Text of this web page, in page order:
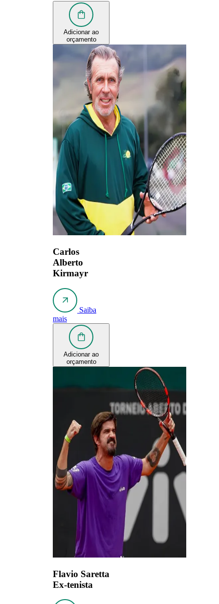
Adicionar ao
orçamento
Carlos
Alberto
Kirmayr
Saiba
mais
Adicionar ao
orçamento
Flavio Saretta
Ex-tenista